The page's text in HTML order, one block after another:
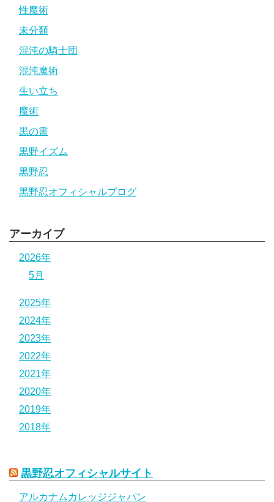
性魔術
未分類
混沌の騎士団
混沌魔術
生い立ち
魔術
黒の書
黒野イズム
黒野忍
黒野忍オフィシャルブログ
アーカイブ
2026年
5月
2025年
2024年
2023年
2022年
2021年
2020年
2019年
2018年
黒野忍オフィシャルサイト
アルカナムカレッジジャパン